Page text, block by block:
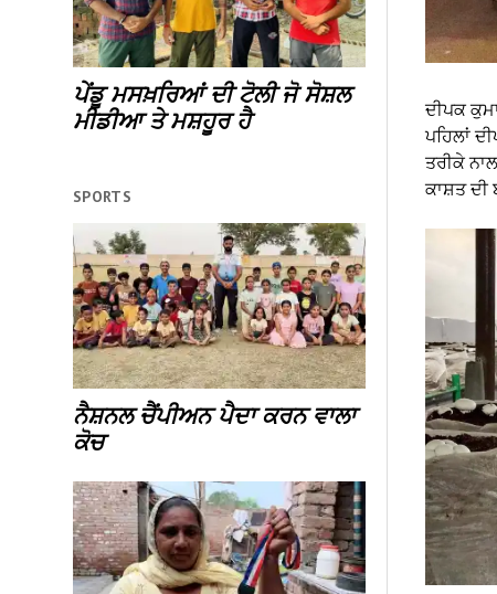
ਪੇਂਡੂ ਮਸਖ਼ਰਿਆਂ ਦੀ ਟੋਲੀ ਜੋ ਸੋਸ਼ਲ
ਮੀਡੀਆ ਤੇ ਮਸ਼ਹੂਰ ਹੈ
SPORTS
ਨੈਸ਼ਨਲ ਚੈਂਪੀਅਨ ਪੈਦਾ ਕਰਨ ਵਾਲਾ
ਕੋਚ
ਦੀਪਕ
ਪਹਿਲਾਂ
ਤਰੀਕੇ
ਕਾਸ਼ਤ ਦੀ